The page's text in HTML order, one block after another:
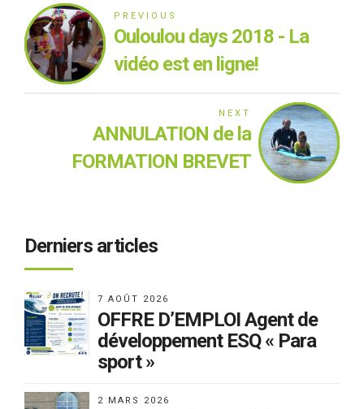
PREVIOUS
Ouloulou days 2018 - La
vidéo est en ligne!
NEXT
ANNULATION de la
FORMATION BREVET
Derniers articles
7 AOÛT 2026
OFFRE D’EMPLOI Agent de
développement ESQ « Para
sport »
2 MARS 2026